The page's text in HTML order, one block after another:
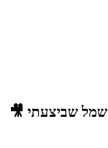
שביצעתי 🎥